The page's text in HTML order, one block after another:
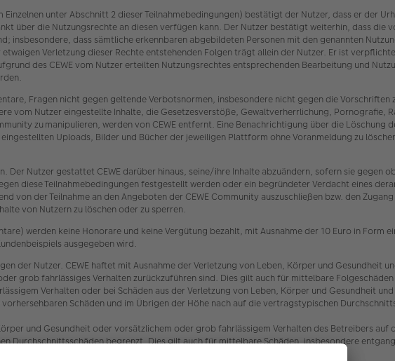
Einzelnen unter Abschnitt 2 dieser Teilnahmebedingungen) bestätigt der Nutzer, dass er der
über die Nutzungsrechte an diesen verfügen kann. Der Nutzer bestätigt weiterhin, dass die
dass sämtliche erkennbaren abgebildeten Personen mit den genannten
Verletzung dieser Rechte entstehenden Folgen trägt allein der Nutzer. Er ist
des CEWE vom Nutzer erteilten Nutzungsrechtes entsprechenden Bearbeitung und
Fragen nicht gegen geltende Verbotsnormen, insbesondere nicht gegen die
vom Nutzer eingestellte Inhalte, die Gesetzesverstöße, Gewaltverherrlichung, Pornografie,
zu manipulieren, werden von CEWE entfernt. Eine Benachrichtigung über die Löschung
Uploads, Bilder und Bücher der jeweiligen Plattform ohne Voranmeldung zu
Der Nutzer gestattet CEWE darüber hinaus, seine/ihre Inhalte abzuändern, sofern sie gegen
diese Teilnahmebedingungen festgestellt werden oder ein begründeter Verdacht eines
der Teilnahme an den Angeboten der CEWE Community auszuschließen bzw. den
von Nutzern zu löschen oder zu sperren.
werden keine Honorare und keine Vergütung bezahlt, mit Ausnahme der 10 Euro in Form
ausgegeben wird.
der Nutzer. CEWE haftet mit Ausnahme der Verletzung von Leben, Körper und Gesundheit
grob fahrlässiges Verhalten zurückzuführen sind. Dies gilt auch für mittelbare
Verhalten oder bei Schäden aus der Verletzung von Leben, Körper und Gesundheit
Schäden und im Übrigen der Höhe nach auf die vertragstypischen
und Gesundheit oder vorsätzlichem oder grob fahrlässigem Verhalten des Betreibers auf
Durchschnittsschäden begrenzt. Dies gilt auch für mittelbare Schäden, insbesondere
von CEWE.